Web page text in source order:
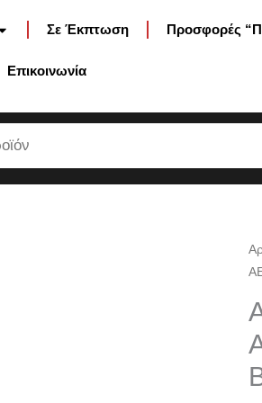
Σε Έκπτωση Προσφορές
Επικοινωνία
-